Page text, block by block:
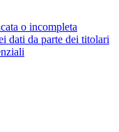
o incompleta
dati da parte dei titolari